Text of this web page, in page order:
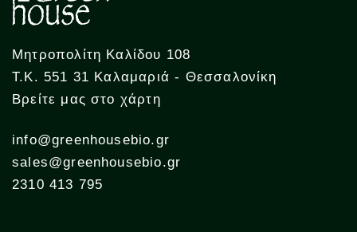
Μητροπολίτη Καλίδου 108
Τ.Κ. 551 31 Καλαμαριά - Θεσσαλονίκη
Βρείτε μας στο χάρτη
info@greenhousebio.gr
sales@greenhousebio.gr
2310 413 795